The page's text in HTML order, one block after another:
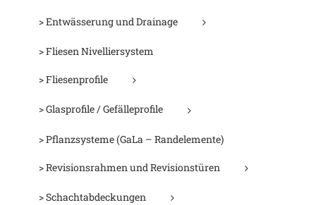
> Entwässerung und Drainage
> Fliesen Nivelliersystem
> Fliesenprofile
> Glasprofile / Gefälleprofile
> Pflanzsysteme (GaLa – Randelemente)
> Revisionsrahmen und Revisionstüren
> Schachtabdeckungen